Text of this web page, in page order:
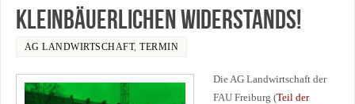
kleinbäuerlichen Widerstands!
AG LANDWIRTSCHAFT,TERMIN
Die AG Landwirtschaft der
FAU Freiburg (Teil der